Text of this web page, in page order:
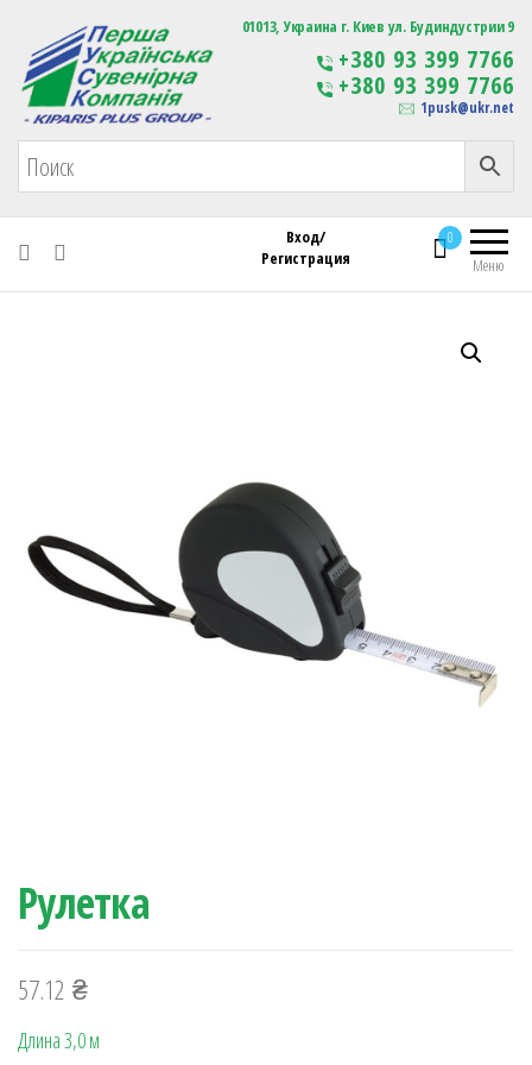
Первая Украинская Сувенирная Компания Изготовление
сувенирной продукции
с логотипом
01013, Украина г. Киев ул. Будиндустрии 9
+380 93 399 7766
+380 93 399 7766
1pusk@ukr.net
Меню
0
Вход/
Регистрация
Рулетка
57.12 ₴
Длина 3,0 м